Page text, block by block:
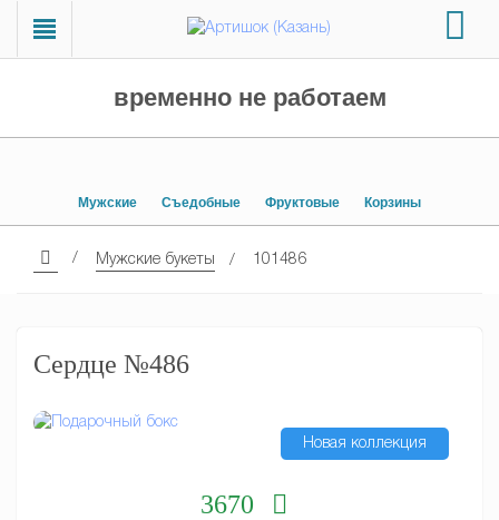
временно не работаем
Мужские Съедобные Фруктовые Корзины
Мужские букеты 101486
Новая коллекция
Сердце №486
3670